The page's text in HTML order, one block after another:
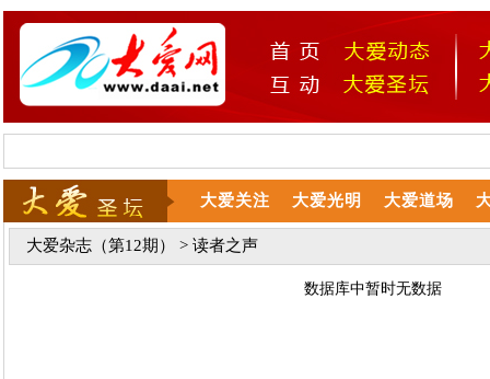
大爱关注 大爱光明 大爱道场
大爱杂志（第12期） > 读者之声
数据库中暂时无数据